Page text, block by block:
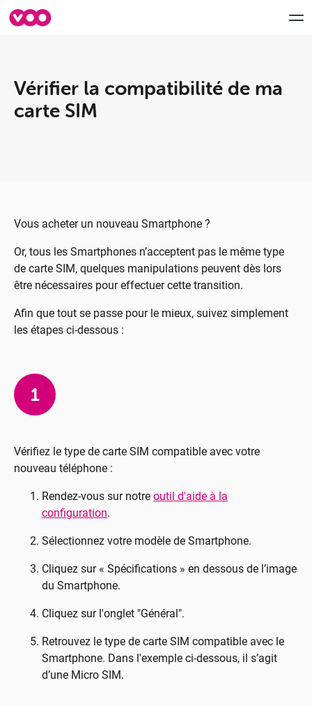
Aide & Support
Déménagement
Contactez-nous
Vérifier la compatibilité de ma
carte SIM
Vous acheter un nouveau Smartphone ?
Or, tous les Smartphones n’acceptent pas le même type
de carte SIM, quelques manipulations peuvent dès lors
être nécessaires pour effectuer cette transition.
Afin que tout se passe pour le mieux, suivez simplement
les étapes ci-dessous :
1
Vérifiez le type de carte SIM compatible avec votre
nouveau téléphone :
Rendez-vous sur notre outil d'aide à la
configuration.
Sélectionnez votre modèle de Smartphone.
Cliquez sur « Spécifications » en dessous de l’image
du Smartphone.
Cliquez sur l'onglet "Général".
Retrouvez le type de carte SIM compatible avec le
Smartphone. Dans l'exemple ci-dessous, il s’agit
d’une Micro SIM.